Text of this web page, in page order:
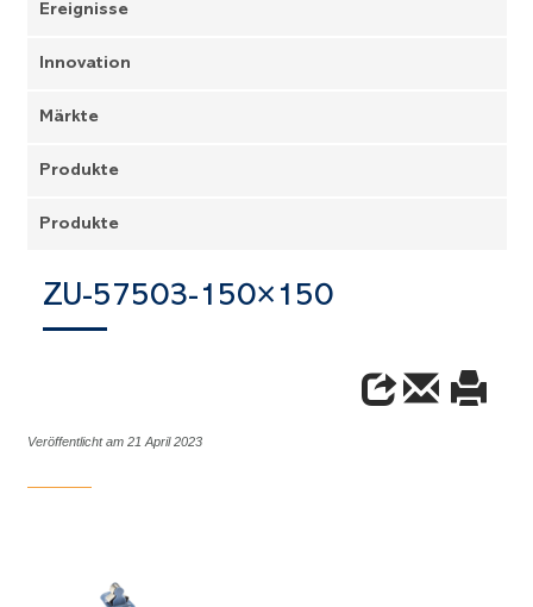
Ereignisse
Innovation
Märkte
Produkte
Produkte
ZU-57503-150×150
Veröffentlicht am 21 April 2023